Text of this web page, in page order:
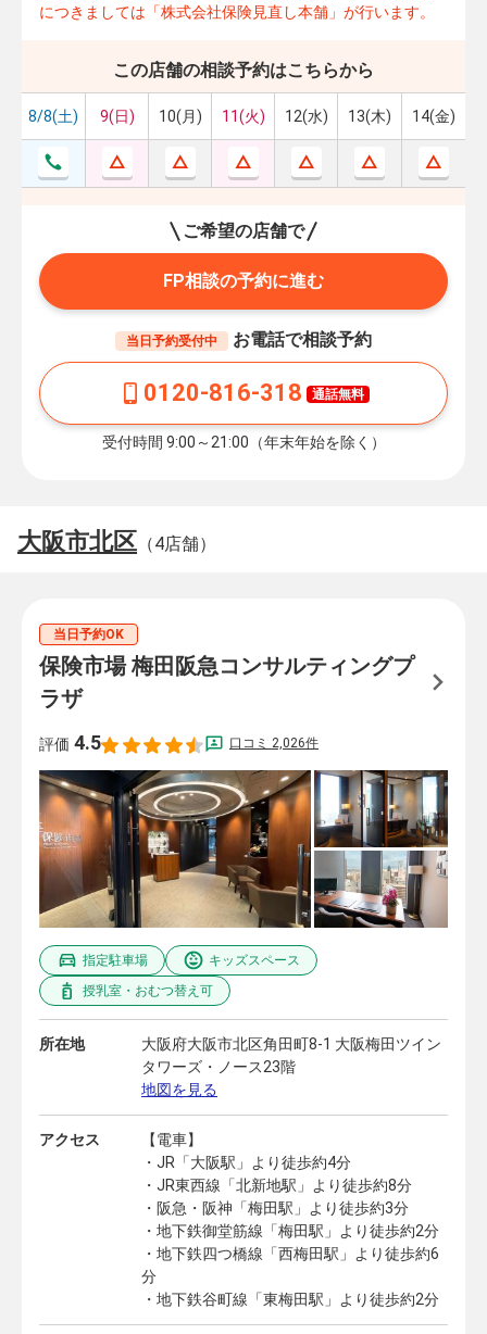
につきましては「株式会社保険見直し本舗」が行います。
この店舗の相談予約はこちらから
8/8(土) 9(日) 10(月) 11(火) 12(水) 13(木) 14(金)
ご希望の店舗で
FP相談の予約に進む
当日予約受付中 お電話で相談予約
0120-816-318 通話無料
受付時間 9:00～21:00（年末年始を除く）
大阪市北区 （4店舗）
当日予約OK
保険市場 梅田阪急コンサルティングプ
ラザ
評価 4.5 口コミ 2,026件
指定駐車場
キッズスペース
授乳室・おむつ替え可
所在地
大阪府大阪市北区角田町8-1 大阪梅田ツイン
タワーズ・ノース23階
地図を見る
アクセス
【電車】
・JR「大阪駅」より徒歩約4分
・JR東西線「北新地駅」より徒歩約8分
・阪急・阪神「梅田駅」より徒歩約3分
・地下鉄御堂筋線「梅田駅」より徒歩約2分
・地下鉄四つ橋線「西梅田駅」より徒歩約6
分
・地下鉄谷町線「東梅田駅」より徒歩約2分